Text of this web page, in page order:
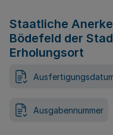
Staatliche
Bödefeld der
Erholungsort
Ausgabennummer